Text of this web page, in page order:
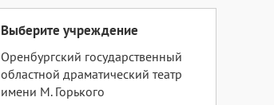
Выберите учреждение
Оренбургский государственный
областной драматический театр
имени М. Горького